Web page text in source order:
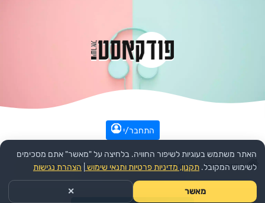
התחבר/י
עמוד הבית >> חינוך >> הפודקאסט: ים ומלואו >> פרק
האתר משתמש בעוגיות לשיפור החוויה. בלחיצה על "מאשר" אתם מסכימים
לשימוש המקובל. תקנון, מדיניות פרטיות ותנאי שימוש הצהרת נגישות
מאשר ✕